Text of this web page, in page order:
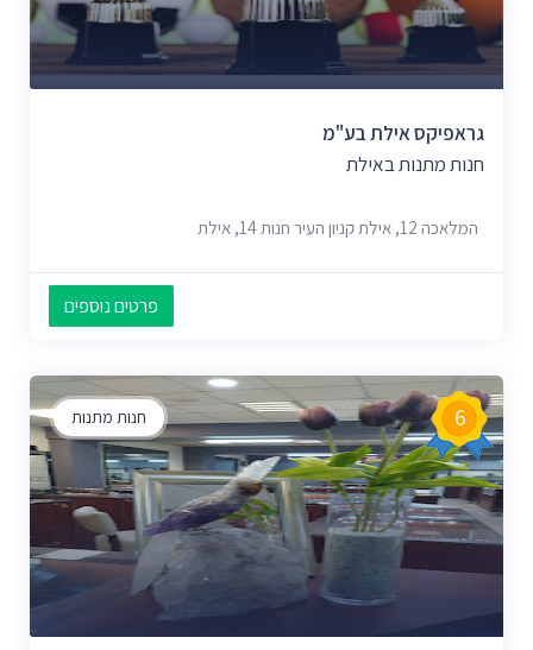
גראפיקס אילת בע"מ
חנות מתנות באילת
המלאכה 12, אילת קניון העיר חנות 14, אילת
פרטים נוספים
חנות מתנות 6